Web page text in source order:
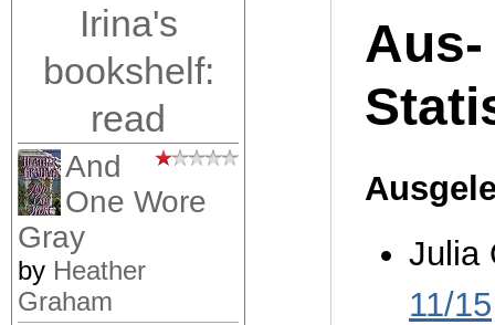
Irina's
bookshelf:
read
And
One Wore
Gray
by Heather
Graham
Julia
11/15